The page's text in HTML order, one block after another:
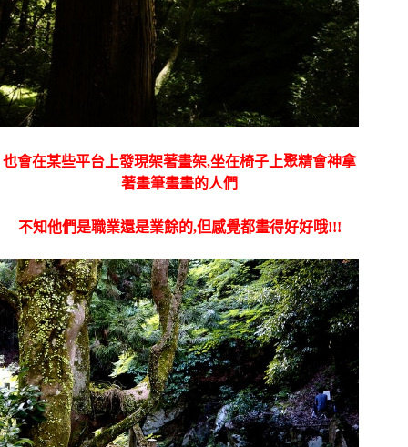
也會在某些平台上發現架著畫架,坐在椅子上聚精會神拿
著畫筆畫畫的人們
不知他們是職業還是業餘的,但感覺都畫得好好哦!!!